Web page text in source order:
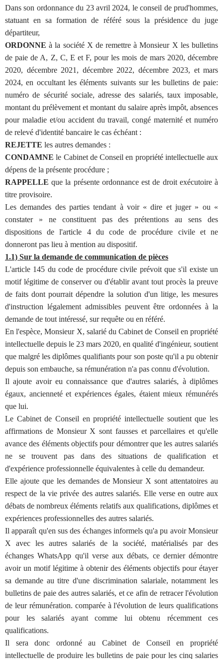
Dans son ordonnance du 23 avril 2024, le conseil de prud'hommes,
statuant en sa formation de référé sous la présidence du juge
départiteur,
ORDONNEà la société X de remettre à Monsieur X les bulletins
de paie de A, Z, C, E et F, pour les mois de mars 2020, décembre
2020, décembre 2021, décembre 2022, décembre 2023, et mars
2024, en occultant les éléments suivants sur les bulletins de paie:
numéro de sécurité sociale, adresse des salariés, taux imposable,
montant du prélèvement et montant du salaire après impôt, absences
pour maladie et/ou accident du travail, congé maternité et numéro
de relevé d'identité bancaire le cas échéant :
REJETTE les autres demandes :
CONDAMNE le Cabinet de Conseil en propriété intellectuelle aux
dépens de la présente procédure ;
RAPPELLE que la présente ordonnance est de droit exécutoire à
titre provisoire.
Les demandes des parties tendant à voir « dire et juger » ou «
constater » ne constituent pas des prétentions au sens des
dispositions de l'article 4 du code de procédure civile et ne
donneront pas lieu à mention au dispositif.
1.1) Sur la demande de communication de pièces
L'article 145 du code de procédure civile prévoit que s'il existe un
motif légitime de conserver ou d'établir avant tout procès la preuve
de faits dont pourrait dépendre la solution d'un litige, les mesures
d'instruction légalement admissibles peuvent être ordonnées à la
demande de tout intéressé, sur requête ou en référé.
En l'espèce, Monsieur X, salarié du Cabinet de Conseil en propriété
intellectuelle depuis le 23 mars 2020, en qualité d'ingénieur, soutient
que malgré les diplômes qualifiants pour son poste qu'il a pu obtenir
depuis son embauche, sa rémunération n'a pas connu d'évolution.
Il ajoute avoir eu connaissance que d'autres salariés, à diplômes
égaux, ancienneté et expériences égales, étaient mieux rémunérés
que lui.
Le Cabinet de Conseil en propriété intellectuelle soutient que les
affirmations de Monsieur X sont fausses et parcellaires et qu'elle
avance des éléments objectifs pour démontrer que les autres salariés
ne se trouvent pas dans des situations de qualification et
d'expérience professionnelle équivalentes à celle du demandeur.
Elle ajoute que les demandes de Monsieur X sont attentatoires au
respect de la vie privée des autres salariés. Elle verse en outre aux
débats de nombreux éléments relatifs aux qualifications, diplômes et
expériences professionnelles des autres salariés.
Il apparaît qu'en sus des échanges informels qu'a pu avoir Monsieur
X avec les autres salariés de la société, matérialisés par des
échanges WhatsApp qu'il verse aux débats, ce dernier démontre
avoir un motif légitime à obtenir des éléments objectifs pour étayer
sa demande au titre d'une discrimination salariale, notamment les
bulletins de paie des autres salariés, et ce afin de retracer l'évolution
de leur rémunération. comparée à l'évolution de leurs qualifications
pour les salariés ayant comme lui obtenu récemment ces
qualifications.
Il sera donc ordonné au Cabinet de Conseil en propriété
intellectuelle de produire les bulletins de paie pour les cinq salaries